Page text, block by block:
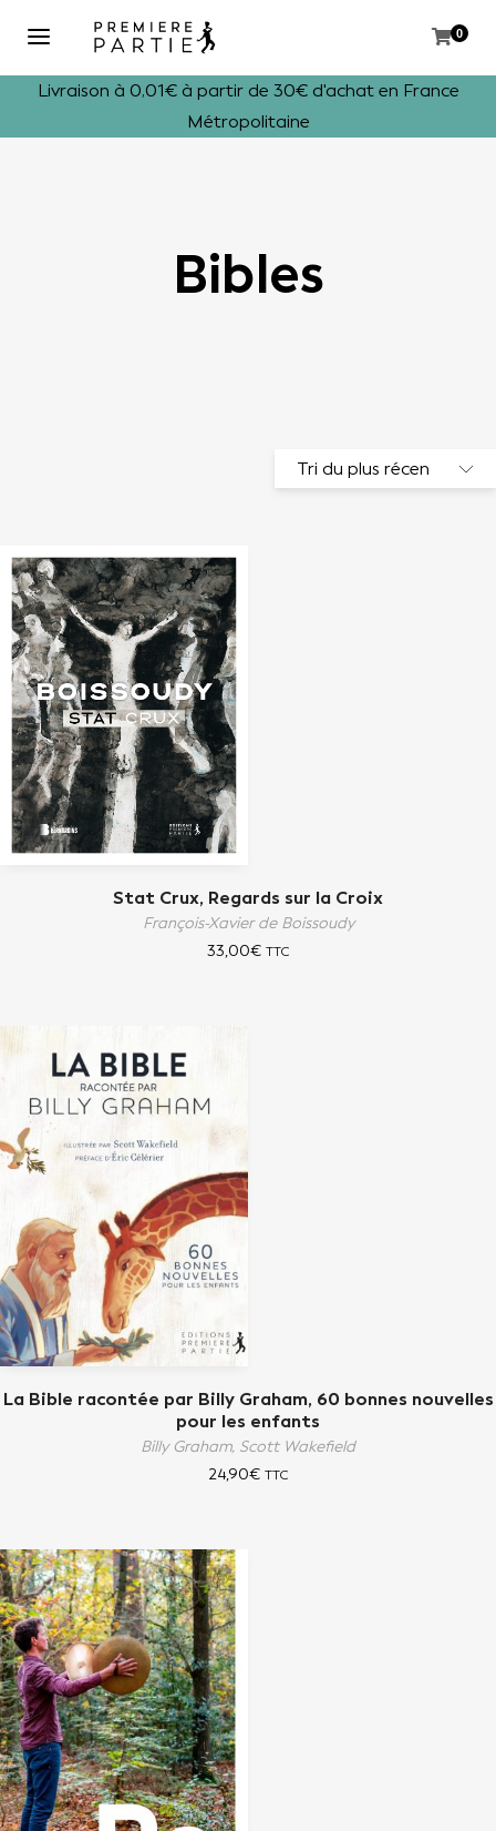
0
Livraison à 0,01€ à partir de 30€ d'achat en France
Métropolitaine
Bibles
Stat Crux, Regards sur la Croix
François-Xavier de Boissoudy
33,00€ TTC
La Bible racontée par Billy Graham, 60 bonnes nouvelles
pour les enfants
Billy Graham, Scott Wakefield
24,90€ TTC